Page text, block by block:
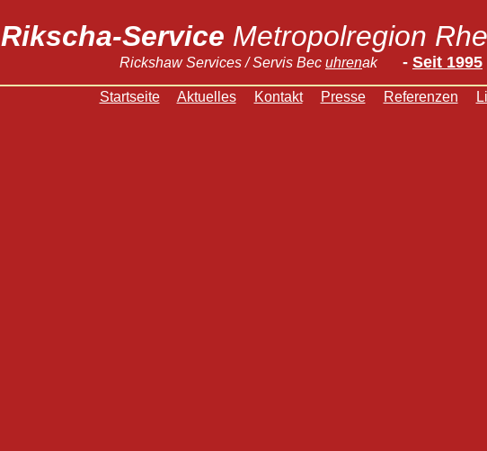
Rikscha-Service Metropolregion
Rickshaw Services / Servis Bec uhrenak - Seit 1995
Startseite Aktuelles Kontakt Presse Referenzen